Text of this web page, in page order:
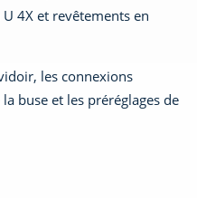
4X et revêtements en
les connexions
buse et les préréglages de